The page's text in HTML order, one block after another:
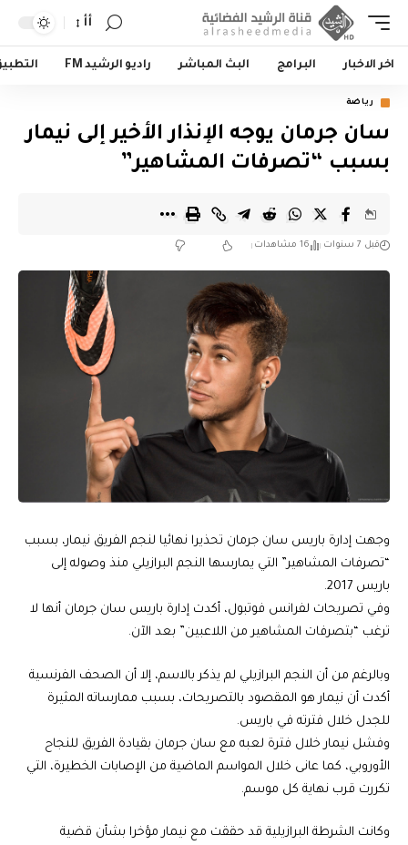
أأ
اخر الاخبار البرامج البث المباشر راديو الرشيد FM
رياضة
سان جرمان يوجه الإنذار الأخير إلى نيمار
بسبب “تصرفات المشاهير”
قبل 7 سنوات 16 مشاهدات
وجهت إدارة باريس سان جرمان تحذيرا نهائيا لنجم الفريق نيمار، بسبب
“تصرفات المشاهير” التي يمارسها النجم البرازيلي منذ وصوله إلى
باريس 2017.
وفي تصريحات لفرانس فوتبول، أكدت إدارة باريس سان جرمان أنها لا
ترغب “بتصرفات المشاهير من اللاعبين” بعد الآن.
وبالرغم من أن النجم البرازيلي لم يذكر بالاسم، إلا أن الصحف الفرنسية
أكدت أن نيمار هو المقصود بالتصريحات، بسبب ممارساته المثيرة
للجدل خلال فترته في باريس.
وفشل نيمار خلال فترة لعبه مع سان جرمان بقيادة الفريق للنجاح
الأوروبي، كما عانى خلال المواسم الماضية من الإصابات الخطيرة، التي
تكررت قرب نهاية كل موسم.
وكانت الشرطة البرازيلية قد حققت مع نيمار مؤخرا بشأن قضية